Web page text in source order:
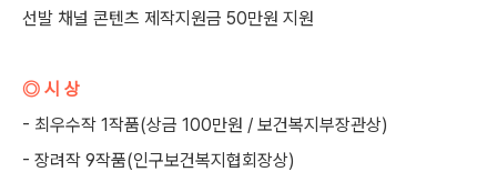
선발 채널 콘텐츠 제작지원금 50만원 지원
◎ 시 상
- 최우수작 1작품(상금 100만원 / 보건복지부장관상)
- 장려작 9작품(인구보건복지협회장상)